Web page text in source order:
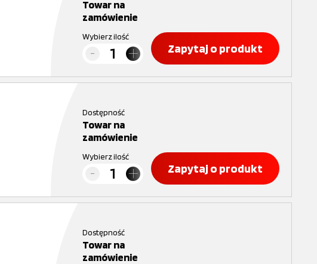
Towar na
zamówienie
Wybierz ilość
Zapytaj o produkt
Dostępność
Towar na
zamówienie
Wybierz ilość
Zapytaj o produkt
Dostępność
Towar na
zamówienie